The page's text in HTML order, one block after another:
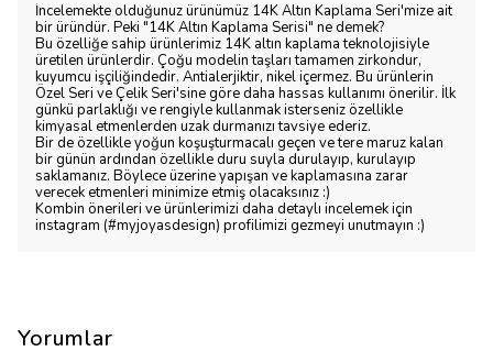
İncelemekte olduğunuz ürünümüz 14K Altın Kaplama Seri'mize ait
bir üründür. Peki "14K Altın Kaplama Serisi" ne demek?
Bu özelliğe sahip ürünlerimiz 14K altın kaplama teknolojisiyle
üretilen ürünlerdir. Çoğu modelin taşları tamamen zirkondur,
kuyumcu işçiliğindedir. Antialerjiktir, nikel içermez. Bu ürünlerin
Özel Seri ve Çelik Seri'sine göre daha hassas kullanımı önerilir. İlk
günkü parlaklığı ve rengiyle kullanmak isterseniz özellikle
kimyasal etmenlerden uzak durmanızı tavsiye ederiz.
Bir de özellikle yoğun koşuşturmacalı geçen ve tere maruz kalan
bir günün ardından özellikle duru suyla durulayıp, kurulayıp
saklamanız. Böylece üzerine yapışan ve kaplamasına zarar
verecek etmenleri minimize etmiş olacaksınız :)
Kombin önerileri ve ürünlerimizi daha detaylı incelemek için
instagram (#myjoyasdesign) profilimizi gezmeyi unutmayın :)
Yorumlar